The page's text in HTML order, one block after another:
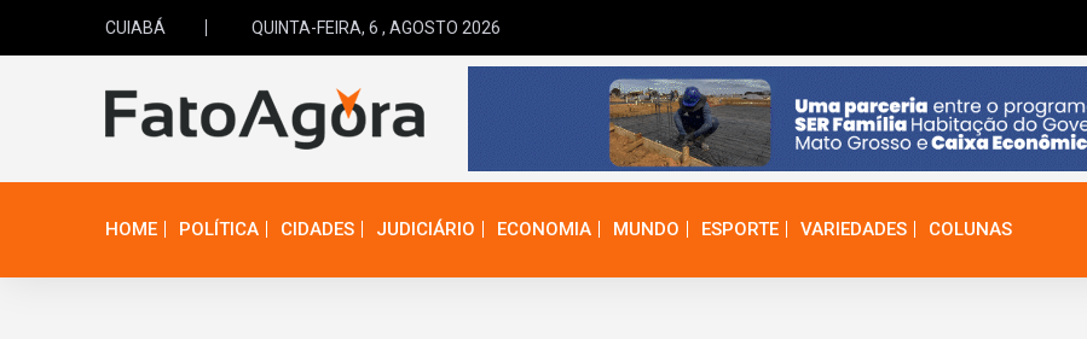
CUIABÁ QUINTA-FEIRA, 6 , AGOSTO 2026
HOME POLÍTICA CIDADES JUDICIÁRIO ECONOMIA MUNDO ESPORTE VARIEDADES COLUNAS